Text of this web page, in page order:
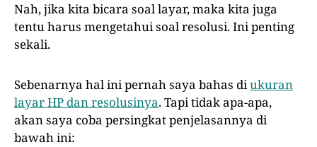
Nah, jika kita bicara soal layar, maka kita juga
tentu harus mengetahui soal resolusi. Ini penting
sekali.
Sebenarnya hal ini pernah saya bahas diukuran
layar HP dan resolusinya. Tapi tidak apa-apa,
akan saya coba persingkat penjelasannya di
bawah ini: